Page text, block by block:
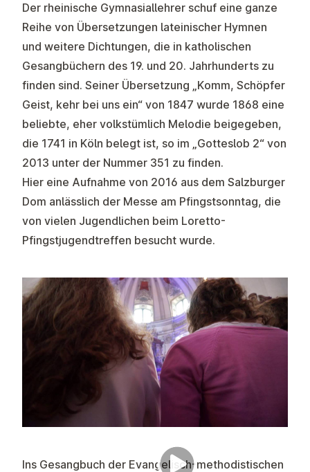
Der rheinische Gymnasiallehrer schuf eine ganze
Reihe von Übersetzungen lateinischer Hymnen
und weitere Dichtungen, die in katholischen
Gesangbüchern des 19. und 20. Jahrhunderts zu
finden sind. Seiner Übersetzung „Komm, Schöpfer
Geist, kehr bei uns ein“ von 1847 wurde 1868 eine
beliebte, eher volkstümlich Melodie beigegeben,
die 1741 in Köln belegt ist, so im „Gotteslob 2“ von
2013 unter der Nummer 351 zu finden.
Hier eine Aufnahme von 2016 aus dem Salzburger
Dom anlässlich der Messe am Pfingstsonntag, die
von vielen Jugendlichen beim Loretto-
Pfingstjugendtreffen besucht wurde.
Ins Gesangbuch der Evangelisch-methodistischen